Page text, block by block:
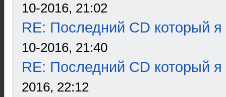
10-2016, 21:02
RE: Последний CD который я
10-2016, 21:40
RE: Последний CD который я
2016, 22:12